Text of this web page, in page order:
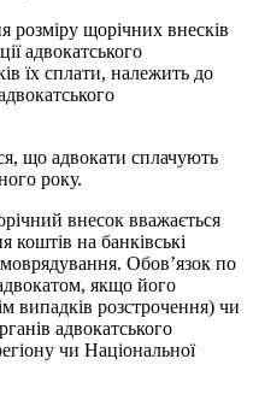
щорічних внесків
адвокатського
їх сплати, належить до
що адвокати сплачують
року.
внесок вважається
на банківські
Обов’язок по
якщо його
випадків розстрочення) чи
адвокатського
чи Національної